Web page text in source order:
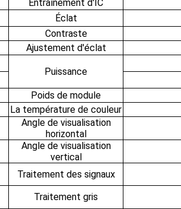
Entraînement d'IC
Éclat
Contraste
Ajustement d'éclat
Puissance
Poids de module
La température de couleur
Angle de visualisation
horizontal
Angle de visualisation
vertical
Traitement des signaux
Traitement gris